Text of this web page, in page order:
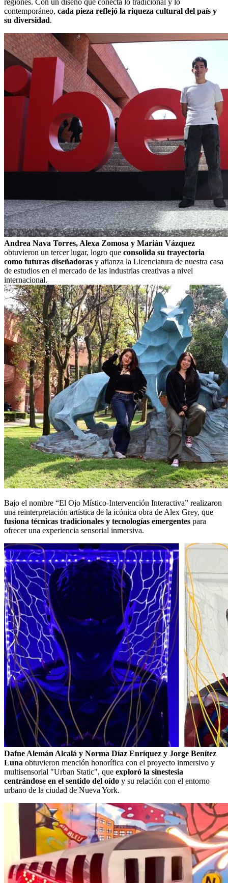
contemporáneo, cada pieza reflejó la riqueza cultural del país y
su diversidad.
Andrea Nava Torres, Alexa Zomosa y Marián Vázquez
obtuvieron un tercer lugar, logro que consolida su trayectoria
como futuras diseñadoras y afianza la Licenciatura de nuestra casa
de estudios en el mercado de las industrias creativas a nivel
internacional.
Bajo el nombre “El Ojo Místico-Intervención Interactiva” realizaron
una reinterpretación artística de la icónica obra de Alex Grey, que
fusiona técnicas tradicionales y tecnologías emergentes para
ofrecer una experiencia sensorial inmersiva.
Dafne Alemán Alcalá y Norma Díaz Enríquez y Jorge Benítez
Luna obtuvieron mención honorífica con el proyecto inmersivo y
multisensorial "Urban Static", que exploró la sinestesia
centrándose en el sentido del oído y su relación con el entorno
urbano de la ciudad de Nueva York.